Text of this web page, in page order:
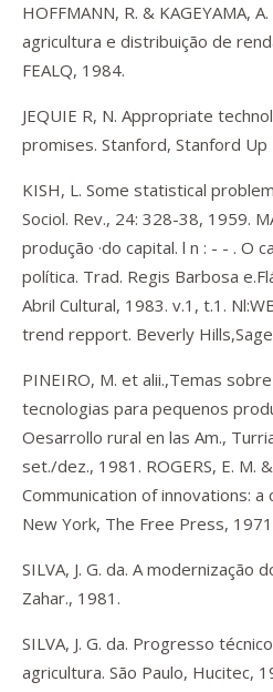
HOFFMANN, R. & KAGEYAMA,
agricultura e distribuição de
FEALQ, 1984.
JEQUIE R, N. Appropriate
promises. Stanford, Stanford Up
KISH, L. Some statistical
Sociol. Rev., 24: 328-38, 1959.
produção ·do capital. l n : - - . O
política. Trad. Regis Barbosa
Abril Cultural, 1983. v.1, t.1.
trend repport. Beverly
PINEIRO, M. et alii.,Temas
tecnologias para pequenos
Oesarrollo rural en las Am.,
set./dez., 1981. ROGERS, E. M.
Communication of innovations:
New York, The Free Press,
SILVA, J. G. da. A modernização
Zahar., 1981.
SILVA, J. G. da. Progresso
agricultura. São Paulo, Hucitec,